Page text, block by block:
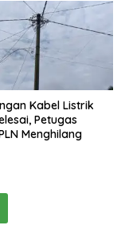
Kabel Listrik
Petugas
Menghilang